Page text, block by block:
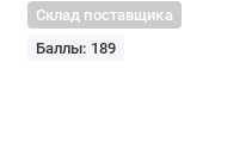
Склад поставщика
Баллы: 189